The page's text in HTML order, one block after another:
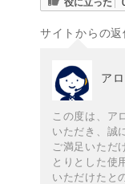
サイトからの返
ア
この度は、ア
いただき、誠
ご満足いただ
とりとした使
いただけたと